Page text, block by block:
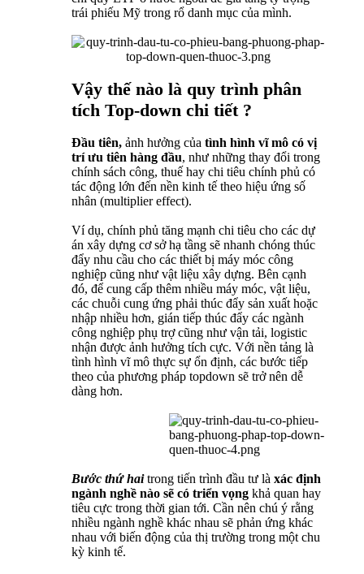
trái phiếu Mỹ trong rổ danh mục của mình.
Vậy thế nào là quy trình phân
tích Top-down chi tiết ?
Đầu tiên, ảnh hưởng của tình hình vĩ mô có vị
trí ưu tiên hàng đầu, như những thay đổi trong
chính sách công, thuế hay chi tiêu chính phủ có
tác động lớn đến nền kinh tế theo hiệu ứng số
nhân (multiplier effect).
Ví dụ, chính phủ tăng mạnh chi tiêu cho các dự
án xây dựng cơ sở hạ tầng sẽ nhanh chóng thúc
đẩy nhu cầu cho các thiết bị máy móc công
nghiệp cũng như vật liệu xây dựng. Bên cạnh
đó, để cung cấp thêm nhiều máy móc, vật liệu,
các chuỗi cung ứng phải thúc đẩy sản xuất hoặc
nhập nhiều hơn, gián tiếp thúc đẩy các ngành
công nghiệp phụ trợ cũng như vận tải, logistic
nhận được ảnh hưởng tích cực. Với nền tảng là
tình hình vĩ mô thực sự ổn định, các bước tiếp
theo của phương pháp topdown sẽ trở nên dễ
dàng hơn.
Bước thứ haitrong tiến trình đầu tư là xác định
ngành nghề nào sẽ có triển vọng khả quan hay
tiêu cực trong thời gian tới. Cần nên chú ý rằng
nhiều ngành nghề khác nhau sẽ phản ứng khác
nhau với biến động của thị trường trong một chu
kỳ kinh tế.